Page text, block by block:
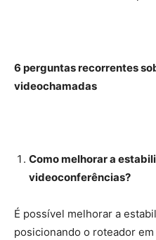
6 perguntas recorrentes
videochamadas
Como melhorar a
videoconferências?
É possível melhorar a
posicionando o roteador